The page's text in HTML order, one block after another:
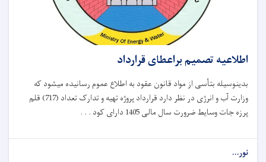
اطلاعیه تصمیم براعطای قرارداد
بدینوسیله بتأسی از مواد قانون عقود به اطلاع عموم رسانیده میشود که
وزارت آب و انرژی در نظر دارد قرارداد پروژه تهیه و تدارک تعداد (717) قلم
پرزه جات وسایط ضرورت سال مالی 1405 دارای کود . . .
نور...